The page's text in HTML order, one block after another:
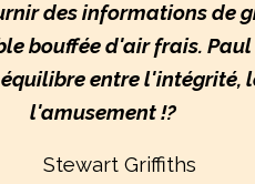
des informations de
bouffée d'air frais.
entre l'intégrité,
l'amusement !?
Stewart Griffiths